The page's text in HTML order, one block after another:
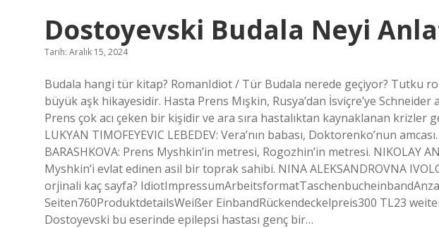
Dostoyevski Budala Neyi
Tarih: Aralık 15, 2024
Budala hangi tür kitap? RomanIdiot / Tür Budala nerede geçiyor? Tutku
büyük aşk hikayesidir. Hasta Prens Mışkin, Rusya’dan İsviçre’ye
Prens çok acı çeken bir kişidir ve ara sıra hastalıktan kaynaklanan krizler
LUKYAN TIMOFEYEVIC LEBEDEV: Vera’nın babası, Doktorenko’nun
BARASHKOVA: Prens Myshkin’in metresi, Rogozhin’in metresi. NIKOLAY
Myshkin’i evlat edinen asil bir toprak sahibi. NINA ALEKSANDROVNA
orjinali kaç sayfa?
Seiten760ProduktdetailsWeißer EinbandRückendeckelpreis300 TL23
Dostoyevski bu eserinde epilepsi hastası genç bir…